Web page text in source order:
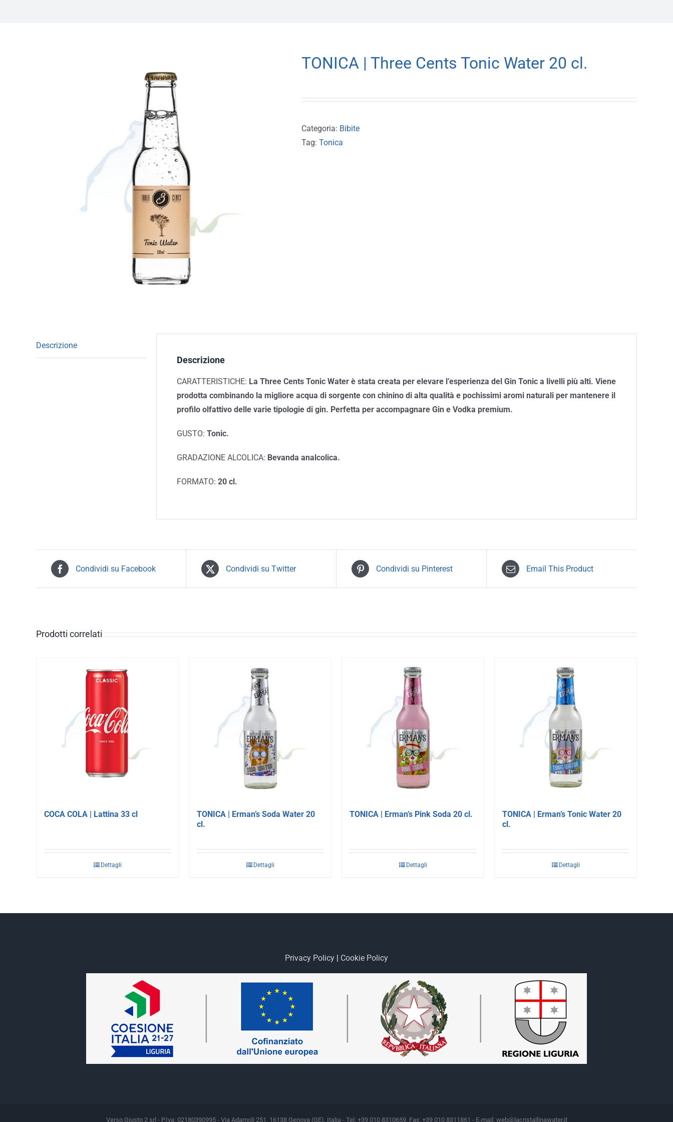
TONICA | Three Cents Tonic Water 20 cl.
Categoria: Bibite
Tag: Tonica
Descrizione
Descrizione
CARATTERISTICHE: La Three Cents Tonic Water è stata creata per elevare l’esperienza del Gin Tonic a livelli più alti. Viene
prodotta combinando la migliore acqua di sorgente con chinino di alta qualità e pochissimi aromi naturali per mantenere il
profilo olfattivo delle varie tipologie di gin. Perfetta per accompagnare Gin e Vodka premium.
GUSTO: Tonic.
GRADAZIONE ALCOLICA: Bevanda analcolica.
FORMATO: 20 cl.
Condividi su Facebook Condividi su Twitter Condividi su Pinterest Email This Product
Prodotti correlati
COCA COLA | Lattina 33 cl
Dettagli
TONICA | Erman’s Soda Water 20
cl.
Dettagli
TONICA | Erman’s Pink Soda 20 cl.
Dettagli
TONICA | Erman’s Tonic Water 20
cl.
Dettagli
Privacy Policy | Cookie Policy
Verso Giusto 2 srl - P.Iva: 02180390995 - Via Adamoli 251, 16138 Genova (GE), Italia - Tel: +39 010 8310659, Fax: +39 010 8311861 - E-mail: web@lacristallinawater.it